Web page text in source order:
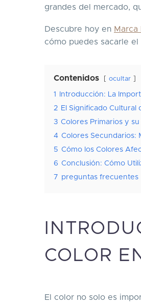
grandes del mercado,
Descubre hoy en Marca
cómo puedes sacarle el
Contenidos ocultar
1
Introducción: La
2 El Significado Cultural
3 Colores Primarios y su
4 Colores Secundarios:
5 Cómo los Colores
6 Conclusión: Cómo
7 preguntas frecuentes
COLOR
El color no solo es